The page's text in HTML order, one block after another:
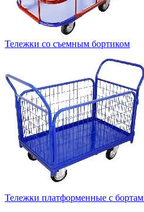
Тележки со съемным бортиком
Тележки платформенные с